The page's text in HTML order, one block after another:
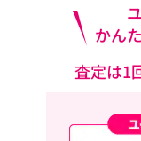
かん
査定は1